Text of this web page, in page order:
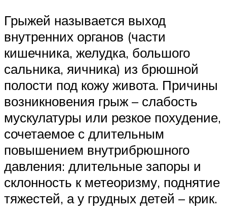
Грыжей называется выход
внутренних органов (части
кишечника, желудка, большого
сальника, яичника) из брюшной
полости под кожу живота. Причины
возникновения грыж – слабость
мускулатуры или резкое похудение,
сочетаемое с длительным
повышением внутрибрюшного
давления: длительные запоры и
склонность к метеоризму, поднятие
тяжестей, а у грудных детей – крик.